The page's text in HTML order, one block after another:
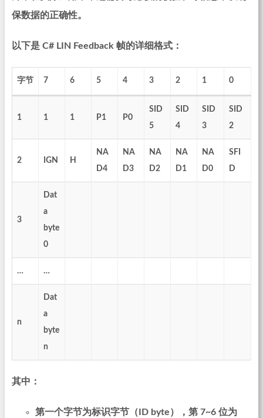
保数据的正确性。
以下是 C# LIN Feedback 帧的详细格式：
字节 7 6 5 4 3 2 1 0
1 1 1 P1 P0
SID
5
SID
4
SID
3
SID
2
2 IGN H
NA
D4
NA
D3
NA
D2
NA
D1
NA
D0
SFI
D
3
Dat
a
byte
0
… …
n
Dat
a
byte
n
其中：
第一个字节为标识字节（ID byte），第 7~6 位为